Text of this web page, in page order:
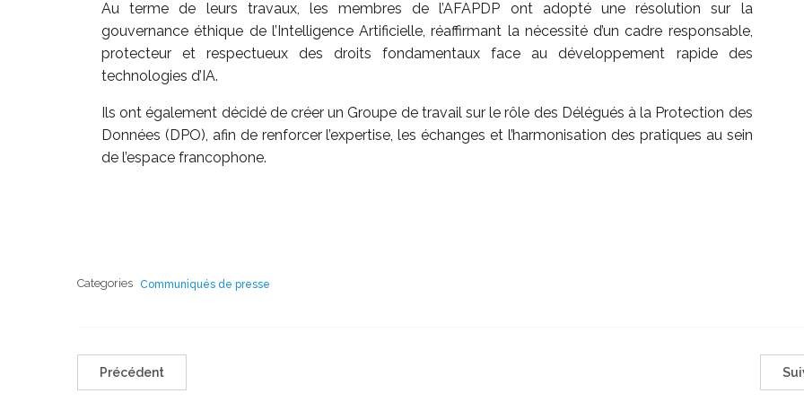
Au terme de leurs travaux, les membres de l’AFAPDP ont adopté une résolution sur la
gouvernance éthique de l’Intelligence Artificielle, réaffirmant la nécessité d’un cadre responsable,
protecteur et respectueux des droits fondamentaux face au développement rapide des
technologies d’IA.
Ils ont également décidé de créer un Groupe de travail sur le rôle des Délégués à la Protection des
Données (DPO), afin de renforcer l’expertise, les échanges et l’harmonisation des pratiques au sein
de l’espace francophone.
Categories Communiqués de presse
Précédent